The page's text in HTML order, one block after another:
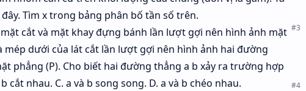
Tìm x trong bảng phân bố tần số trên.
cắt và mặt khay đựng bánh lần lượt gợi nên hình ảnh mặt
mép dưới của lát cắt lần lượt gợi nên hình ảnh hai đường
phẳng (P). Cho biết hai đường thẳng a b xảy ra trường hợp
cắt nhau. C. a và b song song. D. a và b chéo nhau.